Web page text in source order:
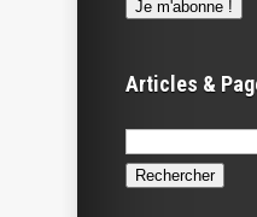
Articles &
Rechercher :